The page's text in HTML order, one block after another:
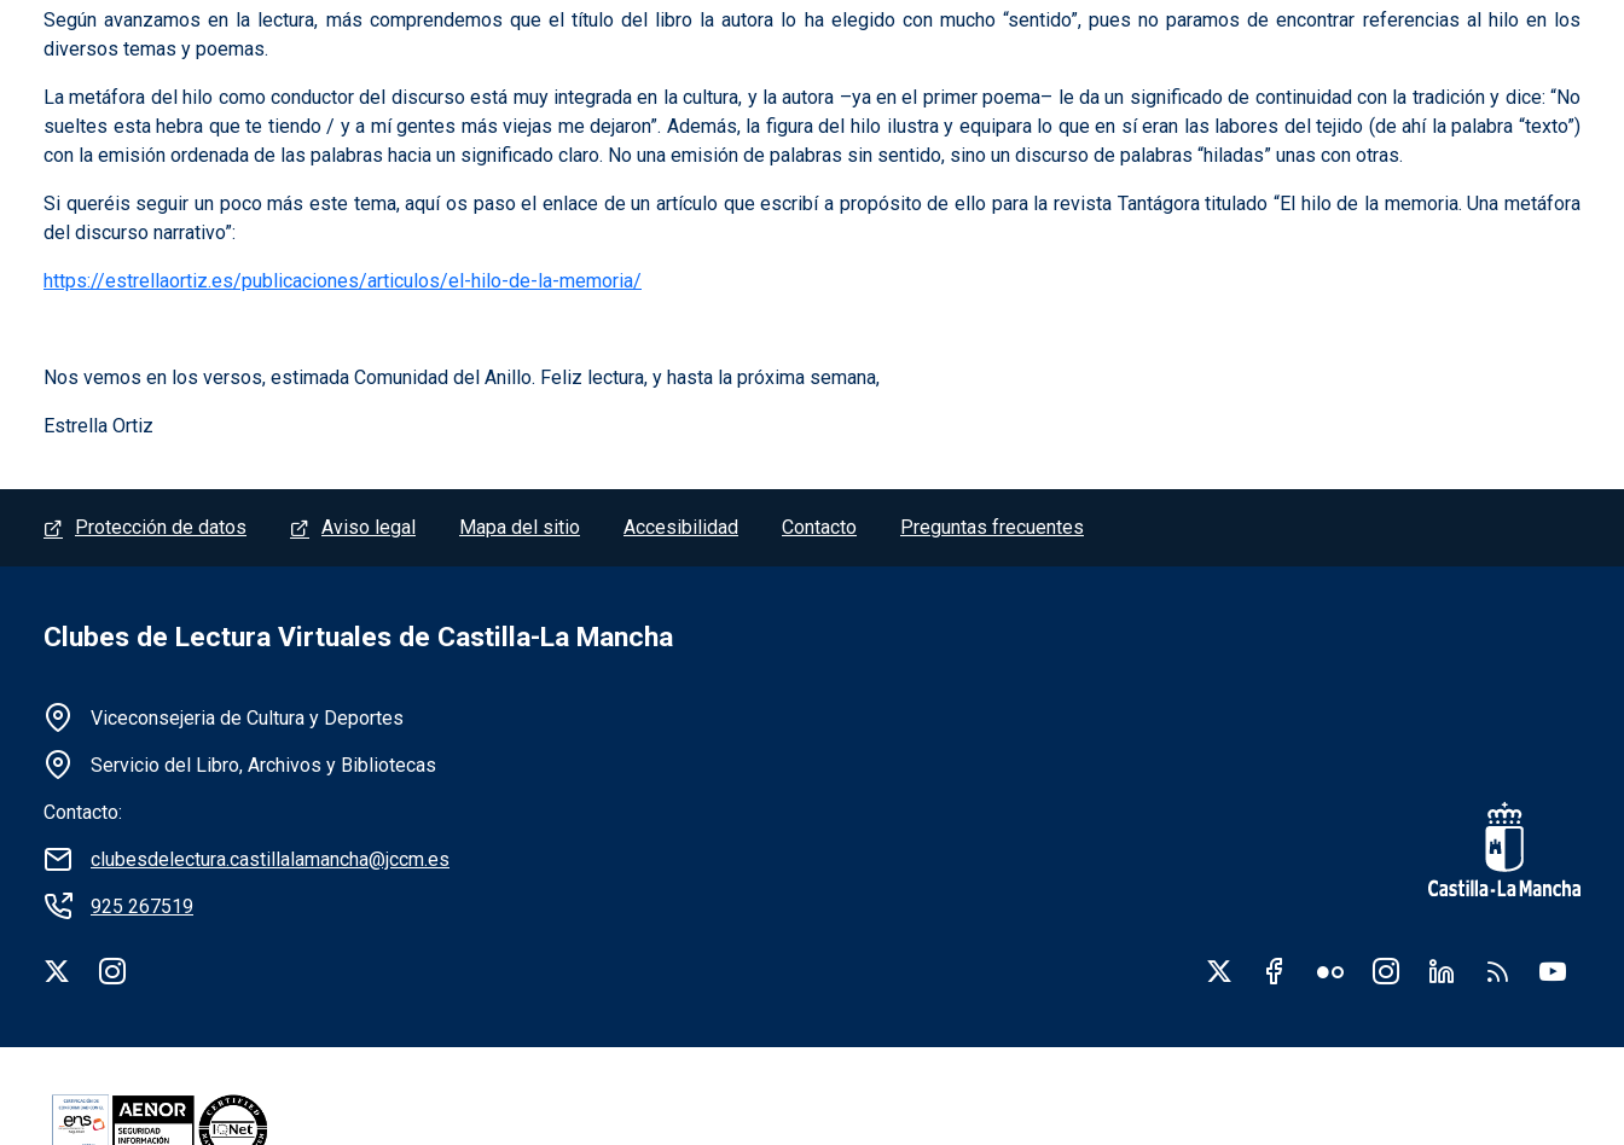
Según avanzamos en la lectura, más comprendemos que el título del libro la autora lo ha elegido con mucho “sentido”, pues no paramos de encontrar referencias al hilo en los
diversos temas y poemas.
La metáfora del hilo como conductor del discurso está muy integrada en la cultura, y la autora –ya en el primer poema– le da un significado de continuidad con la tradición y dice: “No
sueltes esta hebra que te tiendo / y a mí gentes más viejas me dejaron”. Además, la figura del hilo ilustra y equipara lo que en sí eran las labores del tejido (de ahí la palabra “texto”)
con la emisión ordenada de las palabras hacia un significado claro. No una emisión de palabras sin sentido, sino un discurso de palabras “hiladas” unas con otras.
Si queréis seguir un poco más este tema, aquí os paso el enlace de un artículo que escribí a propósito de ello para la revista Tantágora titulado “El hilo de la memoria. Una metáfora
del discurso narrativo”:
https://estrellaortiz.es/publicaciones/articulos/el-hilo-de-la-memoria/
Nos vemos en los versos, estimada Comunidad del Anillo. Feliz lectura, y hasta la próxima semana,
Estrella Ortiz
Menú del pie
Protección de datos Aviso legal Mapa del sitio Accesibilidad Contacto Preguntas frecuentes
Clubes de Lectura Virtuales de Castilla-La Mancha
Información de la institución
Viceconsejeria de Cultura y Deportes
Servicio del Libro, Archivos y Bibliotecas
Contacto:
clubesdelectura.castillalamancha@jccm.es
925 267519
Redes sociales institución Redes sociales JCCM